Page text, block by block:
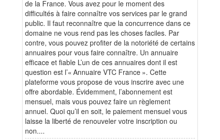
de la France. Vous avez pour le moment des
difficultés à faire connaître vos services par le grand
public. Il faut reconnaître que la concurrence dans ce
domaine ne vous rend pas les choses faciles. Par
contre, vous pouvez profiter de la notoriété de certains
annuaires pour vous faire connaître. Un annuaire
efficace et fiable L’un de ces annuaires dont il est
question est l’« Annuaire VTC France ». Cette
plateforme vous propose de vous inscrire avec une
offre abordable. Évidemment, l’abonnement est
mensuel, mais vous pouvez faire un règlement
annuel. Quoi qu’il en soit, le paiement mensuel vous
laisse la liberté de renouveler votre inscription ou
non....